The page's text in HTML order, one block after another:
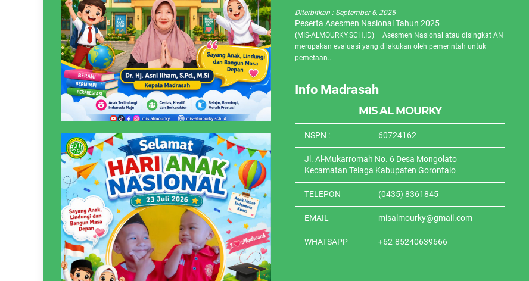
Diterbitkan : September 6, 2025
Peserta Asesmen Nasional Tahun 2025
(MIS-ALMOURKY.SCH.ID) – Asesmen Nasional atau disingkat AN
merupakan evaluasi yang dilakukan oleh pemerintah untuk
pemetaan..
Info Madrasah
MIS AL MOURKY
NSPN : 60724162
Jl. Al-Mukarromah No. 6 Desa Mongolato
Kecamatan Telaga Kabupaten Gorontalo
TELEPON (0435) 8361845
EMAIL misalmourky@gmail.com
WHATSAPP +62-85240639666